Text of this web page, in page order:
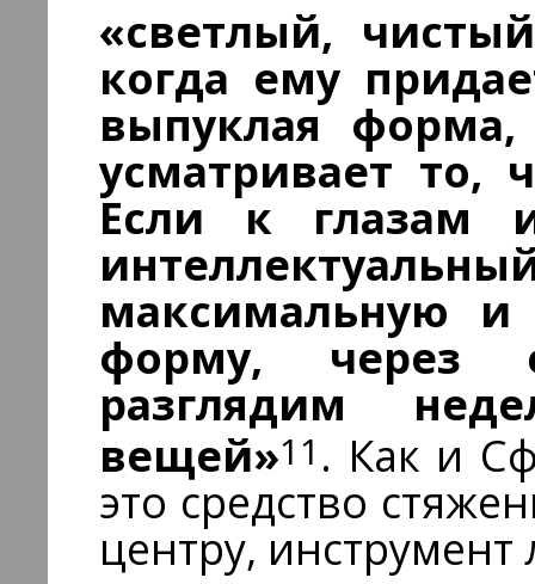
«светлый,
когда ему
выпуклая
усматривает то,
Если к глазам
максимальную
форму, через
разглядим
вещей»11 . Как и
это средство
центру,